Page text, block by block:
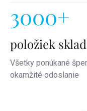
3000+
položiek
Všetky ponúkané
okamžité odoslanie